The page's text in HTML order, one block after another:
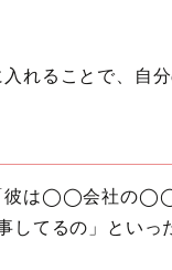
れることで、自
彼は◯◯会社の◯◯
てるの」といっ